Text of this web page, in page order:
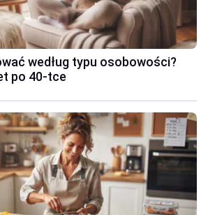
według typu osobowości?
po 40-tce